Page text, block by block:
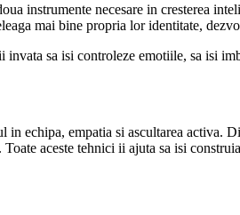
instrumente necesare in cresterea
mai bine propria lor identitate,
sa isi controleze emotiile, sa isi
echipa, empatia si ascultarea
aceste tehnici ii ajuta sa isi